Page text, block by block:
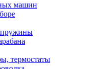
машин
пружины
термостаты